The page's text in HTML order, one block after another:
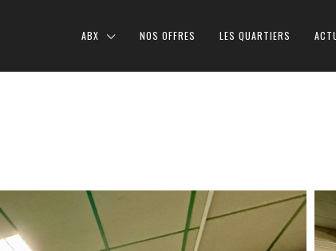
ABX NOS OFFRES LES QUARTIERS